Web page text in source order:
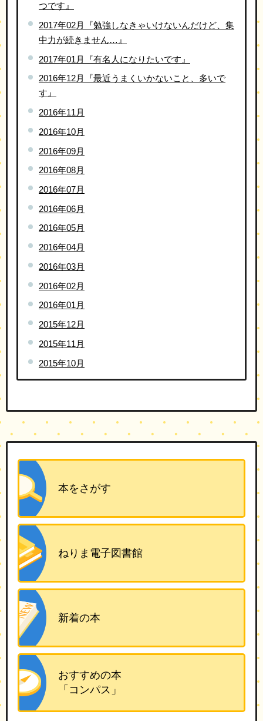
本をさがす
ねりま電子図書館
新着の本
おすすめの本
「コンパス」
つです』
2017年02月『勉強しなきゃいけないんだけど、集
中力が続きません…』
2017年01月『有名人になりたいです』
2016年12月『最近うまくいかないこと、多いで
す』
2016年11月
2016年10月
2016年09月
2016年08月
2016年07月
2016年06月
2016年05月
2016年04月
2016年03月
2016年02月
2016年01月
2015年12月
2015年11月
2015年10月